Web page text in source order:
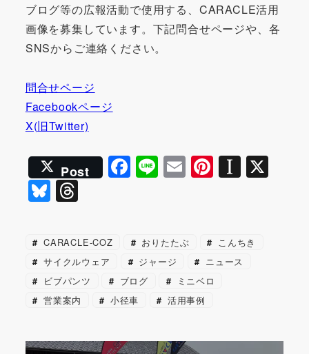
ブログ等の広報活動で使用する、CARACLE活用
画像を募集しています。下記問合せページや、各
SNSからご連絡ください。
問合せページ
Facebookページ
X(旧Twitter)
Post F
e
b
o
o
Li E
l
Pi
e
st
In
p
a
Bl
u
e
s
k
y
T
e
a
d
s
CARACLE-COZ おりたたぶ
こんちき
サイクルウェア
ジャージ
ニュース
ビブパンツ
ブログ
ミニベロ
営業案内
小径車 活用事例